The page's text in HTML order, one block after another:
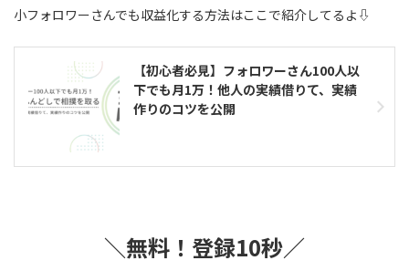
小フォロワーさんでも収益化する方法はここで紹介してるよ⇩
【初心者必見】フォロワーさん100人以
下でも月1万！他人の実績借りて、実績
作りのコツを公開
＼無料！登録10秒／